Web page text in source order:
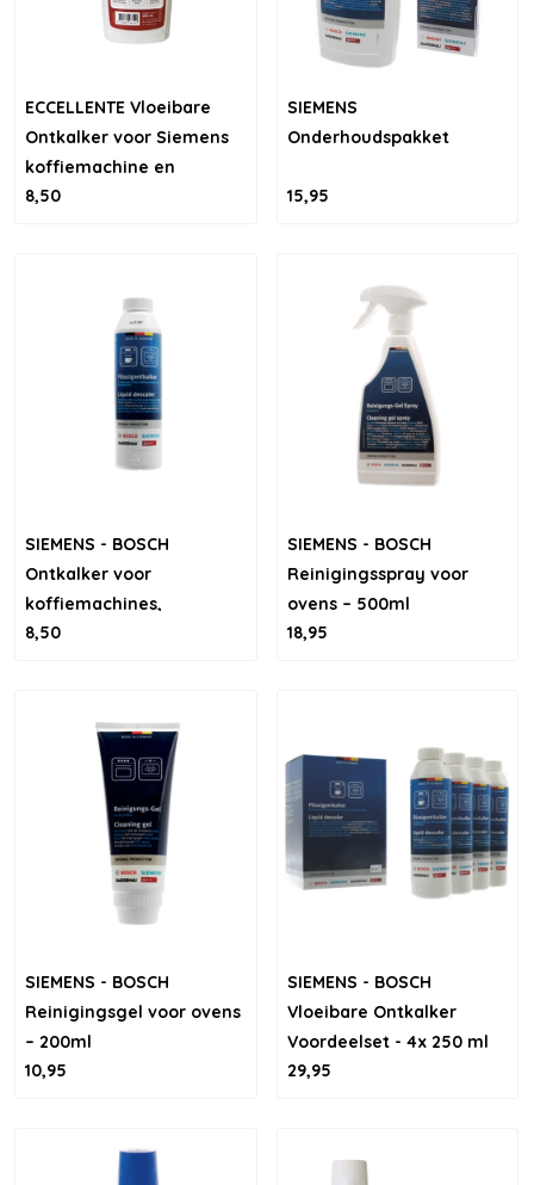
ECCELLENTE Vloeibare
Ontkalker voor Siemens
koffiemachine en
stoomoven
8,50
SIEMENS
Onderhoudspakket
15,95
SIEMENS - BOSCH
Ontkalker voor
koffiemachines,
waterkokers en
8,50
SIEMENS - BOSCH
Reinigingsspray voor
ovens – 500ml
18,95
SIEMENS - BOSCH
Reinigingsgel voor ovens
– 200ml
10,95
SIEMENS - BOSCH
Vloeibare Ontkalker
Voordeelset - 4x 250 ml
29,95